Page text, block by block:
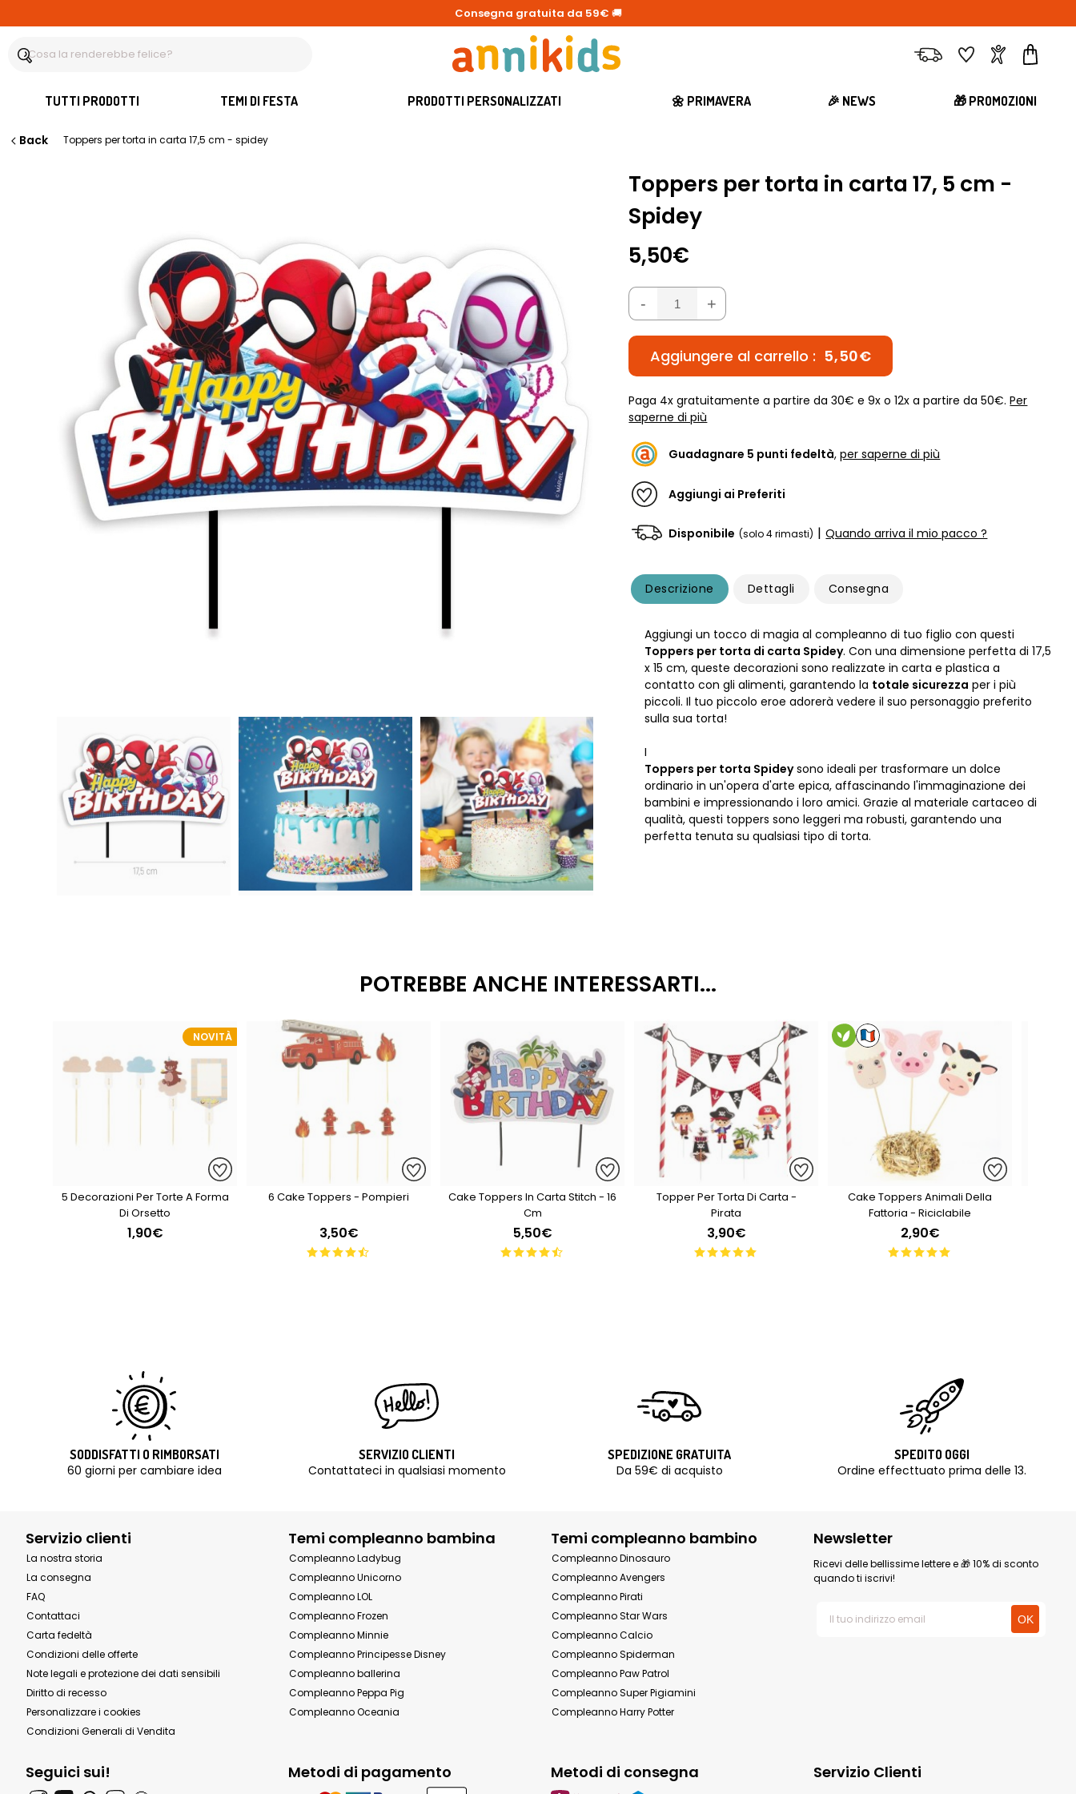
Consegna gratuita da 59€ 🚚
ConsegnaPreferitiAccount
TUTTI PRODOTTI TEMI DI FESTA PRODOTTI PERSONALIZZATI 🌼 PRIMAVERA 🎉 NEWS 🎁 PROMOZIONI
Back Toppers per torta in carta 17,5 cm - spidey
Toppers per torta in carta 17, 5 cm -
Spidey
5,50€
- +
Aggiungere al carrello : 5,50€
Paga 4x gratuitamente a partire da 30€ e 9x o 12x a partire da 50€.Per
saperne di più
Guadagnare 5 punti fedeltà,per saperne di più
Aggiungi ai Preferiti
Disponibile (solo 4 rimasti) | Quando arriva il mio pacco ?
Descrizione Dettagli Consegna
Aggiungi un tocco di magia al compleanno di tuo figlio con questi
Toppers per torta di carta Spidey. Con una dimensione perfetta di 17,5
x 15 cm, queste decorazioni sono realizzate in carta e plastica a
contatto con gli alimenti, garantendo la totale sicurezza per i più
piccoli. Il tuo piccolo eroe adorerà vedere il suo personaggio preferito
sulla sua torta!
I
Toppers per torta Spideysono ideali per trasformare un dolce
ordinario in un'opera d'arte epica, affascinando l'immaginazione dei
bambini e impressionando i loro amici. Grazie al materiale cartaceo di
qualità, questi toppers sono leggeri ma robusti, garantendo una
perfetta tenuta su qualsiasi tipo di torta.
POTREBBE ANCHE INTERESSARTI...
NOVITÀ
5 Decorazioni Per Torte A Forma
Di Orsetto
1,90€
6 Cake Toppers - Pompieri
3,50€
Cake Toppers In Carta Stitch - 16
Cm
5,50€
Topper Per Torta Di Carta -
Pirata
3,90€
Cake Toppers Animali Della
Fattoria - Riciclabile
2,90€
SODDISFATTI O RIMBORSATI
60 giorni per cambiare idea
SERVIZIO CLIENTI
Contattateci in qualsiasi momento
SPEDIZIONE GRATUITA
Da 59€ di acquisto
SPEDITO OGGI
Ordine effecttuato prima delle 13.
Servizio clienti
La nostra storia
La consegna
FAQ
Contattaci
Carta fedeltà
Condizioni delle offerte
Note legali e protezione dei dati sensibili
Diritto di recesso
Personalizzare i cookies
Condizioni Generali di Vendita
Temi compleanno bambina
Compleanno Ladybug
Compleanno Unicorno
Compleanno LOL
Compleanno Frozen
Compleanno Minnie
Compleanno Principesse Disney
Compleanno ballerina
Compleanno Peppa Pig
Compleanno Oceania
Temi compleanno bambino
Compleanno Dinosauro
Compleanno Avengers
Compleanno Pirati
Compleanno Star Wars
Compleanno Calcio
Compleanno Spiderman
Compleanno Paw Patrol
Compleanno Super Pigiamini
Compleanno Harry Potter
Newsletter
Ricevi delle bellissime lettere e 🎁 10% di sconto
quando ti iscrivi!
Seguici sui! Metodi di pagamento Metodi di consegna Servizio Clienti